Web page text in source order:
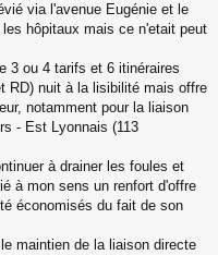
via l'avenue Eugénie et le
hôpitaux mais ce n'etait peut
3 ou 4 tarifs et 6 itinéraires
RD) nuit à la lisibilité mais offre
notamment pour la liaison
- Est Lyonnais (113
à drainer les foules et
à mon sens un renfort d'offre
économisés du fait de son
maintien de la liaison directe